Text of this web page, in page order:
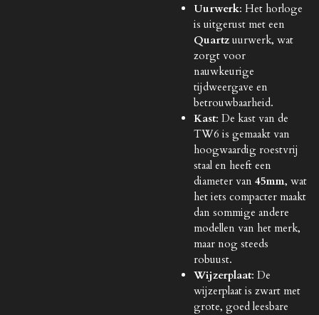
Uurwerk: Het horloge
is uitgerust met een
Quartzuurwerk, wat
zorgt voor
nauwkeurige
tijdweergave en
betrouwbaarheid.
Kast: De kast van de
TW6 is gemaakt van
hoogwaardig roestvrij
staal en heeft een
diameter van 45mm, wat
het iets compacter maakt
dan sommige andere
modellen van het merk,
maar nog steeds
robuust.
Wijzerplaat: De
wijzerplaat is zwart met
grote, goed leesbare